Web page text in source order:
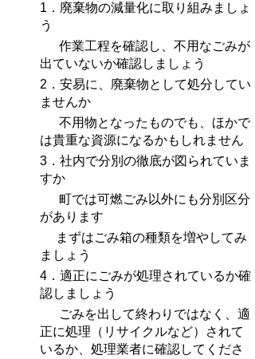
1．廃棄物の減量化に取り組みましょ
う
作業工程を確認し、不用なごみが
出ていないか確認しましょう
2．安易に、廃棄物として処分してい
ませんか
不用物となったものでも、ほかで
は貴重な資源になるかもしれません
3．社内で分別の徹底が図られていま
すか
町では可燃ごみ以外にも分別区分
があります
まずはごみ箱の種類を増やしてみ
ましょう
4．適正にごみが処理されているか確
認しましょう
ごみを出して終わりではなく、適
正に処理（リサイクルなど）されて
いるか、処理業者に確認してくださ